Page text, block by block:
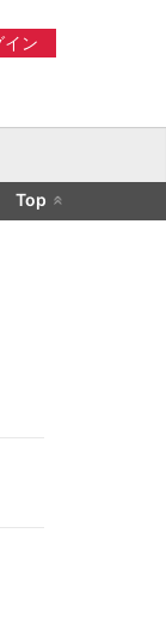
ン
Top